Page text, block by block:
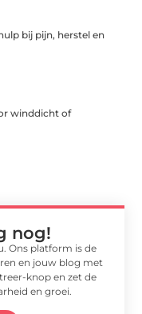
bij pijn, herstel en
winddicht of
nog!
Ons platform is de
en jouw blog met
knop en zet de
en groei.